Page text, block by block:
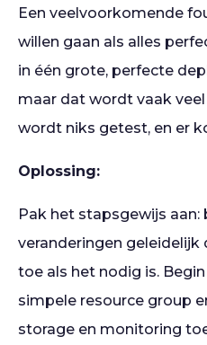
Een veelvoorkomende
willen gaan als alles
in één grote, perfecte
maar dat wordt vaak
wordt niks getest, en er
Oplossing:
Pak het stapsgewijs aan:
veranderingen geleidelijk
toe als het nodig is.
simpele resource group
storage en monitoring